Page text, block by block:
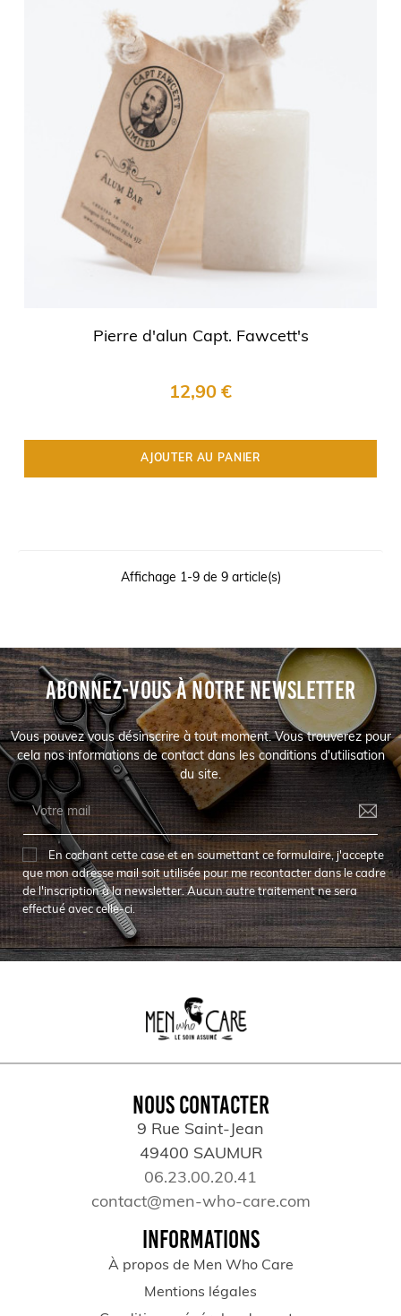
Pierre d'alun Capt. Fawcett's
12,90 €
AJOUTER AU PANIER
Affichage 1-9 de 9 article(s)
ABONNEZ-VOUS À NOTRE NEWSLETTER
Vous pouvez vous désinscrire à tout moment. Vous trouverez pour
cela nos informations de contact dans les conditions d'utilisation
du site.
En cochant cette case et en soumettant ce formulaire, j'accepte
que mon adresse mail soit utilisée pour me recontacter dans le cadre
de l'inscription à la newsletter. Aucun autre traitement ne sera
effectué avec celle-ci.
NOUS CONTACTER
9 Rue Saint-Jean
49400 SAUMUR
06.23.00.20.41
contact@men-who-care.com
INFORMATIONS
À propos de Men Who Care
Mentions légales